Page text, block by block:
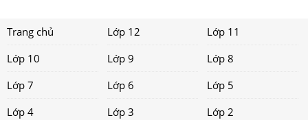
Trang chủ Lớp 12
Lớp 11
Lớp 10
Lớp 9
Lớp 8
Lớp 7
Lớp 6
Lớp 5
Lớp 4
Lớp 3
Lớp 2